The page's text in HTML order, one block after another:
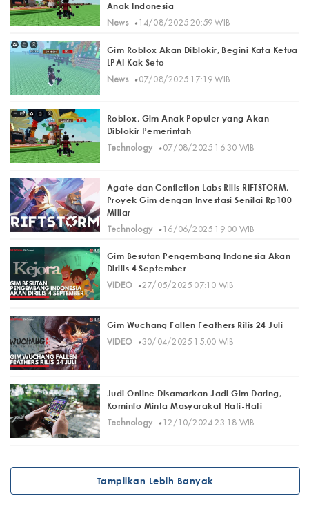
Anak Indonesia
News· 14/08/2025 20:59 WIB
Gim Roblox Akan Diblokir, Begini Kata Ketua
LPAI Kak Seto
News· 07/08/2025 17:19 WIB
Roblox, Gim Anak Populer yang Akan
Diblokir Pemerintah
Technology
· 07/08/2025 16:30 WIB
Agate dan Confiction Labs Rilis RIFTSTORM,
Proyek Gim dengan Investasi Senilai Rp100
Miliar
Technology
· 16/06/2025 19:00 WIB
Gim Besutan Pengembang Indonesia Akan
Dirilis 4 September
VIDEO· 27/05/2025 07:10 WIB
Gim Wuchang Fallen Feathers Rilis 24 Juli
VIDEO· 30/04/2025 15:00 WIB
Judi Online Disamarkan Jadi Gim Daring,
Kominfo Minta Masyarakat Hati-Hati
Technology
· 12/10/2024 23:18 WIB
Tampilkan Lebih Banyak